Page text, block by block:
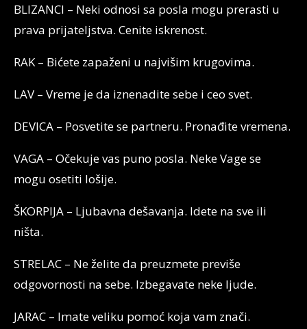
BLIZANCI – Neki odnosi sa posla mogu prerasti u
prava prijateljstva. Cenite iskrenost.
RAK – Bićete zapaženi u najvišim krugovima.
LAV – Vreme je da iznenadite sebe i ceo svet.
DEVICA – Posvetite se partneru. Pronađite vremena.
VAGA – Očekuje vas puno posla. Neke Vage se
mogu osetiti lošije.
ŠKORPIJA – Ljubavna dešavanja. Idete na sve ili
ništa.
STRELAC – Ne želite da preuzmete previše
odgovornosti na sebe. Izbegavate neke ljude.
JARAC – Imate veliku pomoć koja vam znači.